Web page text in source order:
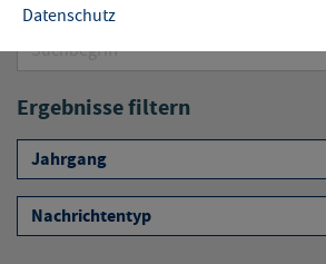
Ergebnisse filtern
Datenschutz